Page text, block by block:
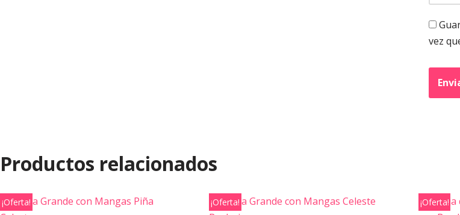
vez
Productos relacionados
¡Oferta! ¡Oferta! ¡Oferta!